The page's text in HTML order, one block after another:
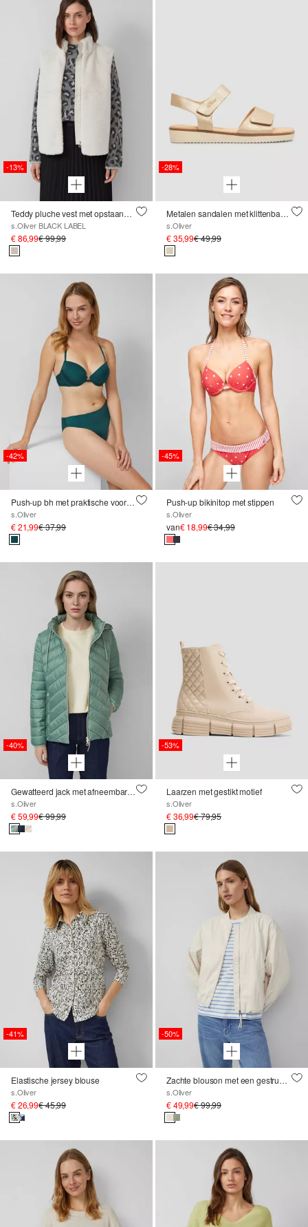
-13%
Teddy pluche vest met opstaande kraag
s.Oliver BLACK LABEL
€ 86,99€ 99,99
-28%
Metalen sandalen met klittenbandsluiting
s.Oliver
€ 35,99€ 49,99
-42%
Push-up bh met praktische voorsluiting en grafisch kant
s.Oliver
€ 21,99€ 37,99
-45%
Push-up bikinitop met stippen
s.Oliver
van€ 18,99€ 34,99
-40%
Gewatteerd jack met afneembare capuchon in slanke pasvorm
s.Oliver
€ 59,99€ 99,99
-53%
Laarzen met gestikt motief
s.Oliver
€ 36,99€ 79,95
-41%
Elastische jersey blouse
s.Oliver
€ 26,99€ 45,99
-50%
Zachte blouson met een gestructureerde look
s.Oliver
€ 49,99€ 99,99